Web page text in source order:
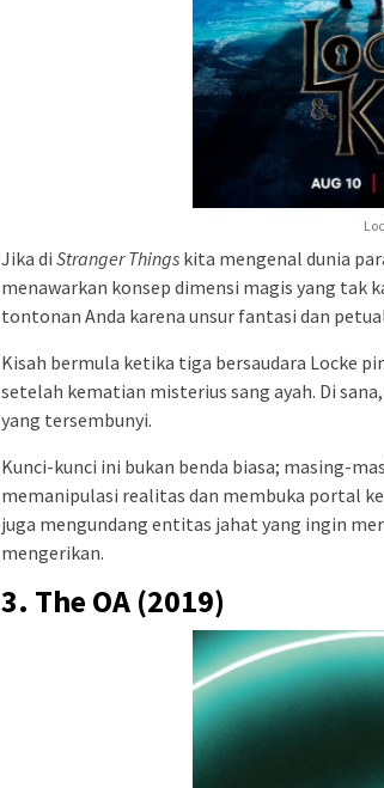
Jika di Stranger Things kita mengenal dunia
menawarkan konsep dimensi magis yang tak
tontonan Anda karena unsur fantasi dan
Kisah bermula ketika tiga bersaudara Locke
setelah kematian misterius sang ayah. Di
yang tersembunyi.
Kunci-kunci ini bukan benda biasa; masing-
memanipulasi realitas dan membuka portal
juga mengundang entitas jahat yang ingin
mengerikan.
3. The OA (2019)